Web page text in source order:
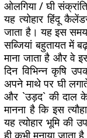
ओलगिया / घी
यह त्योहार हिंदू
जाता है। यह इस
सब्जियां बहुतायत में
माना जाता है और वे
दिन विभिन्न कृषि
अपने माथे पर घी
और `उड़द` की दाल के
मानना ​​है कि इस
यह त्योहार भूमि की
ही कभी मनाया जाता